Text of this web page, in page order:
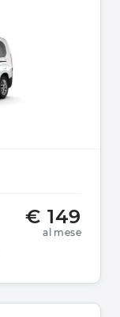
€ 149
al mese